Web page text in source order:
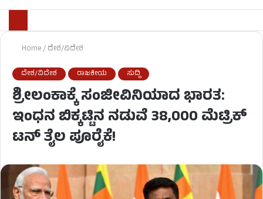
Home/ದೇಶ/ವಿದೇಶ
ದೇಶ/ವಿದೇಶ ರಾಜಕೀಯ ಸುದ್ದಿ
ಶ್ರೀಲಂಕಾಕ್ಕೆ ಸಂಜೀವಿನಿಯಾದ ಭಾರತ:
ಇಂಧನ ಬಿಕ್ಕಟ್ಟಿನ ನಡುವೆ 38,000 ಮೆಟ್ರಿಕ್
ಟನ್ ತೈಲ ಪೂರೈಕೆ!